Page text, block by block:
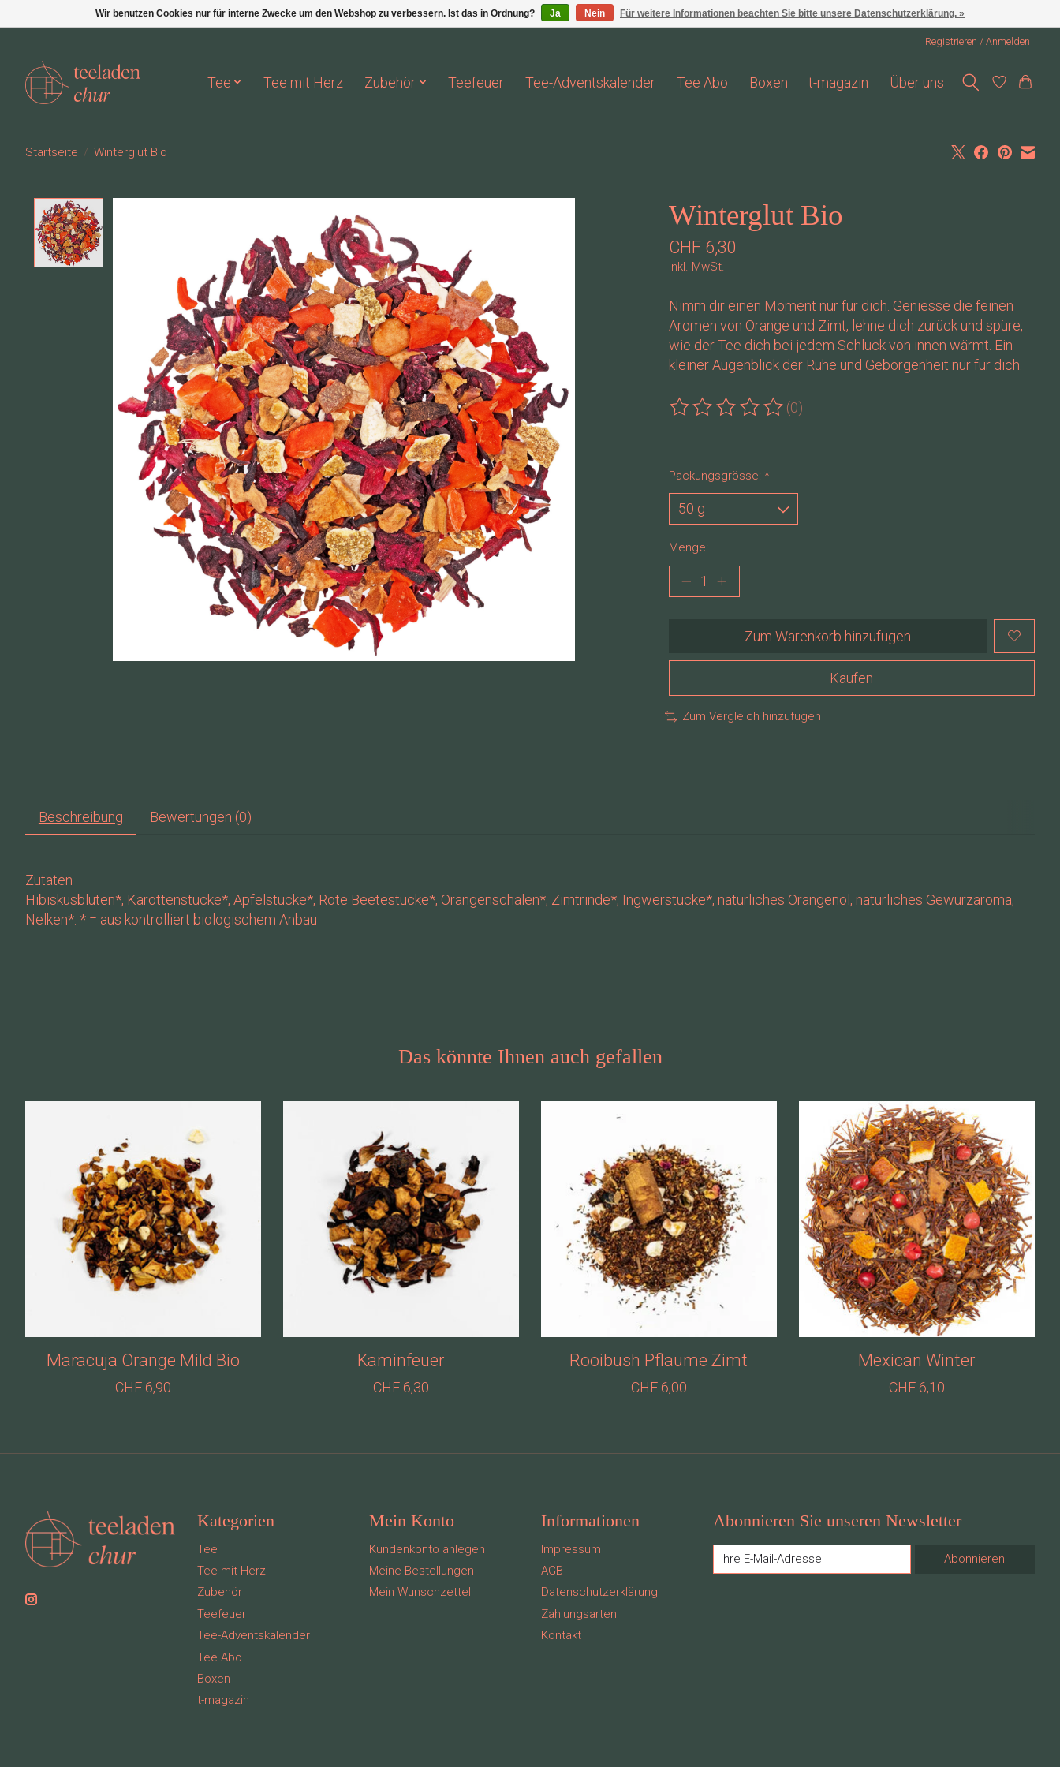
Registrieren / Anmelden
Tee Tee mit Herz Zubehör Teefeuer Tee-Adventskalender Tee Abo Boxen t-magazin Über uns
Startseite / Winterglut Bio
Winterglut Bio
CHF 6,30
Inkl. MwSt.
Nimm dir einen Moment nur für dich. Geniesse die feinen
Aromen von Orange und Zimt, lehne dich zurück und spüre,
wie der Tee dich bei jedem Schluck von innen wärmt. Ein
kleiner Augenblick der Ruhe und Geborgenheit nur für dich.
Die Bewertung dieses Produkts ist
(0)
Packungsgrösse: *
Menge:
Zum Warenkorb hinzufügen
Kaufen
Zum Vergleich hinzufügen
Beschreibung Bewertungen (0)
Zutaten
Hibiskusblüten*, Karottenstücke*, Apfelstücke*, Rote Beetestücke*, Orangenschalen*, Zimtrinde*, Ingwerstücke*, natürliches Orangenöl, natürliches Gewürzaroma,
Nelken*. * = aus kontrolliert biologischem Anbau
Das könnte Ihnen auch gefallen
Maracuja Orange Mild Bio
CHF 6,90
Kaminfeuer
CHF 6,30
Rooibush Pflaume Zimt
CHF 6,00
Mexican Winter
CHF 6,10
Kategorien
Tee
Tee mit Herz
Zubehör
Teefeuer
Tee-Adventskalender
Tee Abo
Boxen
t-magazin
Mein Konto
Kundenkonto anlegen
Meine Bestellungen
Mein Wunschzettel
Informationen
Impressum
AGB
Datenschutzerklärung
Zahlungsarten
Kontakt
Abonnieren Sie unseren Newsletter
Abonnieren
Wir benutzen Cookies nur für interne Zwecke um den Webshop zu verbessern. Ist das in Ordnung? Ja Nein Für weitere Informationen beachten Sie bitte unsere Datenschutzerklärung. »